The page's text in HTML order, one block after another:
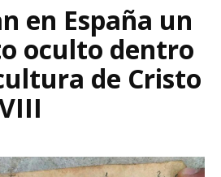
en España un
oculto dentro
de Cristo